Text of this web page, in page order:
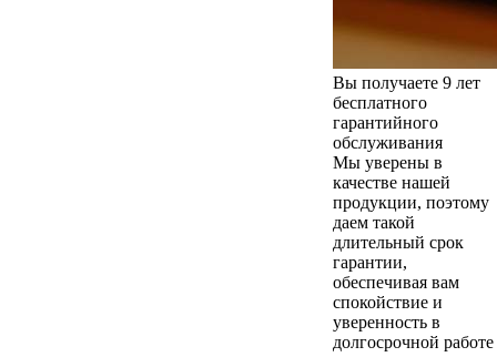
Вы получаете 9 лет
бесплатного
гарантийного
обслуживания
Мы уверены в
качестве нашей
продукции, поэтому
даем такой
длительный срок
гарантии,
обеспечивая вам
спокойствие и
уверенность в
долгосрочной работе